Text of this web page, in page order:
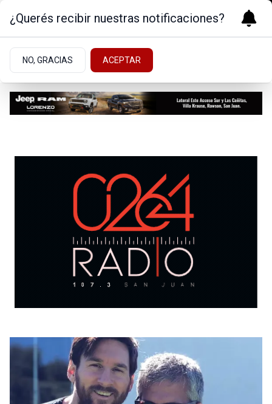
Nacionales
¿Querés recibir nuestras notificaciones?
NO, GRACIAS ACEPTAR